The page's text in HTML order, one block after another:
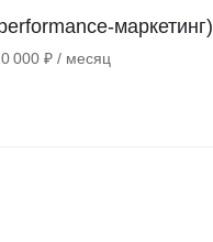
маркетинг)
000 ₽ / месяц